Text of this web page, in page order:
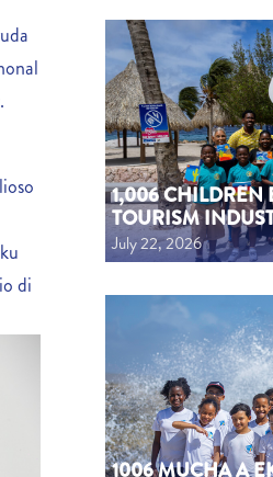
di
1,006 CHILDREN
TOURISM
July 22, 2026
1006 MUCHA A